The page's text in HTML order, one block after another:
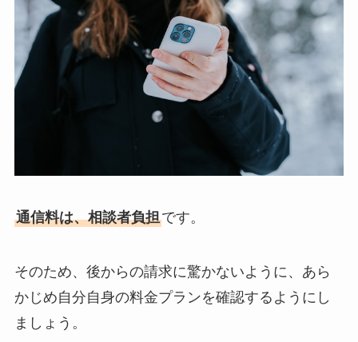
通信料は、相談者負担です。
そのため、後からの請求に驚かないように、あら
かじめ自分自身の料金プランを確認するようにし
ましょう。